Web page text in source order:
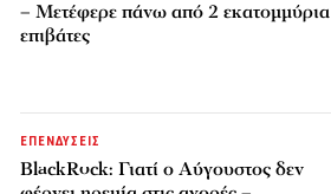
– Μετέφερε πάνω από 2 εκατομμύρια
επιβάτες
ΕΠΕΝΔΥΣΕΙΣ
BlackRock: Γιατί ο Αύγουστος δεν